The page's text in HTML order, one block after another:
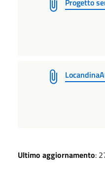
Ultimo aggiornamento: